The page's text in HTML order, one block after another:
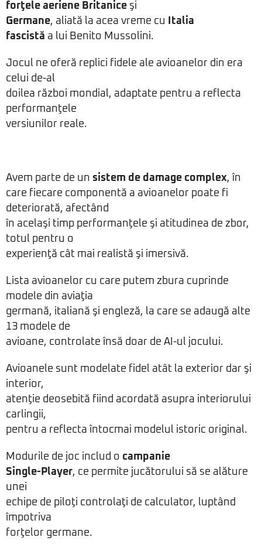
forţele aeriene Britanice şi
Germane, aliată la acea vreme cu
Italia
fascistă a lui Benito Mussolini.
Jocul ne oferă replici fidele ale avioanelor din era
celui de-al
doilea război mondial, adaptate pentru a reflecta
performanţele
versiunilor reale.
Avem parte de un sistem de damage complex, în
care fiecare componentă a avioanelor poate fi
deteriorată, afectând
în acelaşi timp performanţele şi atitudinea de zbor,
totul pentru o
experienţă cât mai realistă şi imersivă.
Lista avioanelor cu care putem zbura cuprinde
modele din aviaţia
germană, italiană şi engleză, la care se adaugă alte
13 modele de
avioane, controlate însă doar de AI-ul jocului.
Avioanele sunt modelate fidel atât la exterior dar şi
interior,
atenţie deosebită fiind acordată asupra interiorului
carlingii,
pentru a reflecta întocmai modelul istoric original.
Modurile de joc includ o campanie
Single-Player, ce permite jucătorului să se alăture
unei
echipe de piloţi controlaţi de calculator, luptând
împotriva
forţelor germane.